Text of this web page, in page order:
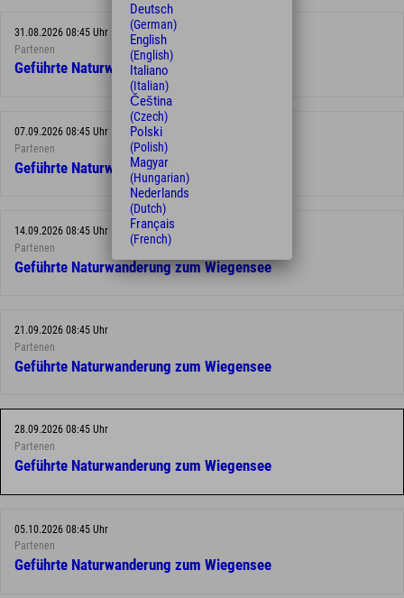
31.08.2026 08:45 Uhr
Partenen
Geführte Naturwanderung zum Wiegensee
07.09.2026 08:45 Uhr
Partenen
Geführte Naturwanderung zum Wiegensee
14.09.2026 08:45 Uhr
Partenen
Geführte Naturwanderung zum Wiegensee
21.09.2026 08:45 Uhr
Partenen
Geführte Naturwanderung zum Wiegensee
28.09.2026 08:45 Uhr
Partenen
Geführte Naturwanderung zum Wiegensee
05.10.2026 08:45 Uhr
Partenen
Geführte Naturwanderung zum Wiegensee
Deutsch
(German)
English
(English)
Italiano
(Italian)
Čeština
(Czech)
Polski
(Polish)
Magyar
(Hungarian)
Nederlands
(Dutch)
Français
(French)